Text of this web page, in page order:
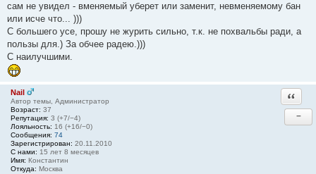
сам не увидел - вменяемый уберет или заменит, невменяемому бан
или исче что... )))
С большего усе, прошу не журить сильно, т.к. не похвальбы ради, а
пользы для.) За обчее радею.)))
С наилучшими.
Nail
Автор темы, Администратор
Возраст: 37
Репутация: 3 (+7/−4)
Лояльность: 16 (+16/−0)
Сообщения: 74
Зарегистрирован: 20.11.2010
С нами: 15 лет 8 месяцев
Имя: Константин
Откуда: Москва
−